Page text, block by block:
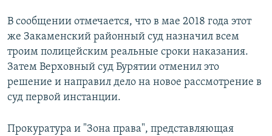
В сообщении отмечается, что в мае 2018 года этот
же Закаменский районный суд назначил всем
троим полицейским реальные сроки наказания.
Затем Верховный суд Бурятии отменил это
решение и направил дело на новое рассмотрение в
суд первой инстанции.
Прокуратура и "Зона права", представляющая